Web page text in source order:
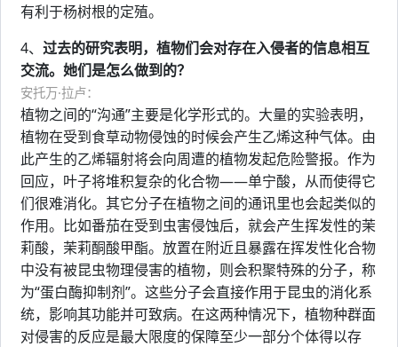
有利于杨树根的定殖。
4、 过去的研究表明，植物们会对存在入侵者的信息相互
交流。她们是怎么做到的？
安托万·拉卢：
植物之间的“沟通”主要是化学形式的。大量的实验表明，
植物在受到食草动物侵蚀的时候会产生乙烯这种气体。由
此产生的乙烯辐射将会向周遭的植物发起危险警报。作为
回应，叶子将堆积复杂的化合物——单宁酸，从而使得它
们很难消化。其它分子在植物之间的通讯里也会起类似的
作用。比如番茄在受到虫害侵蚀后，就会产生挥发性的茉
莉酸，茉莉酮酸甲酯。放置在附近且暴露在挥发性化合物
中没有被昆虫物理侵害的植物，则会积聚特殊的分子，称
为“蛋白酶抑制剂”。这些分子会直接作用于昆虫的消化系
统，影响其功能并可致病。在这两种情况下，植物种群面
对侵害的反应是最大限度的保障至少一部分个体得以存